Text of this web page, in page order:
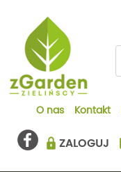
O nas Kontakt
ZALOGUJ